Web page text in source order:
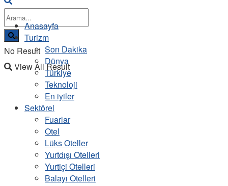
No Result
View All Result
Anasayfa
Turizm
Son Dakika
Dünya
Türkiye
Teknoloji
En iyiler
Sektörel
Fuarlar
Otel
Lüks Oteller
Yurtdışı Otelleri
Yurtiçi Otelleri
Balayı Otelleri